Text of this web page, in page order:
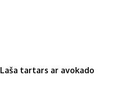
Laša tartars ar avokado